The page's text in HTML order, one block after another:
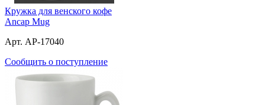
Кружка для венского кофе
Ancap Mug
Арт. AP-17040
Сообщить о поступление